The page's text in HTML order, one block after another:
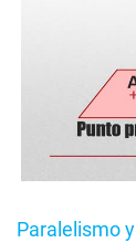
Paralelismo